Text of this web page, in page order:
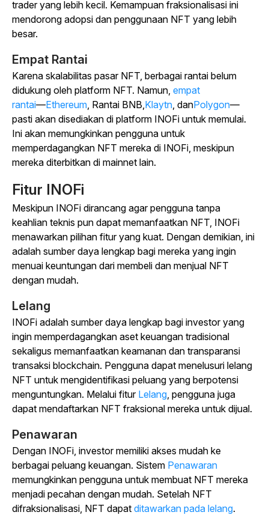
trader yang lebih kecil. Kemampuan fraksionalisasi ini
mendorong adopsi dan penggunaan NFT yang lebih
besar.
Empat Rantai
Karena skalabilitas pasar NFT, berbagai rantai belum
didukung oleh platform NFT. Namun, empat
rantai—Ethereum, Rantai BNB,Klaytn, danPolygon—
pasti akan disediakan di platform INOFi untuk memulai.
Ini akan memungkinkan pengguna untuk
memperdagangkan NFT mereka di INOFi, meskipun
mereka diterbitkan di mainnet lain.
Fitur INOFi
Meskipun INOFi dirancang agar pengguna tanpa
keahlian teknis pun dapat memanfaatkan NFT, INOFi
menawarkan pilihan fitur yang kuat. Dengan demikian, ini
adalah sumber daya lengkap bagi mereka yang ingin
menuai keuntungan dari membeli dan menjual NFT
dengan mudah.
Lelang
INOFi adalah sumber daya lengkap bagi investor yang
ingin memperdagangkan aset keuangan tradisional
sekaligus memanfaatkan keamanan dan transparansi
transaksi blockchain. Pengguna dapat menelusuri lelang
NFT untuk mengidentifikasi peluang yang berpotensi
menguntungkan. Melalui fitur Lelang, pengguna juga
dapat mendaftarkan NFT fraksional mereka untuk dijual.
Penawaran
Dengan INOFi, investor memiliki akses mudah ke
berbagai peluang keuangan. Sistem Penawaran
memungkinkan pengguna untuk membuat NFT mereka
menjadi pecahan dengan mudah. Setelah NFT
difraksionalisasi, NFT dapat ditawarkan pada lelang.